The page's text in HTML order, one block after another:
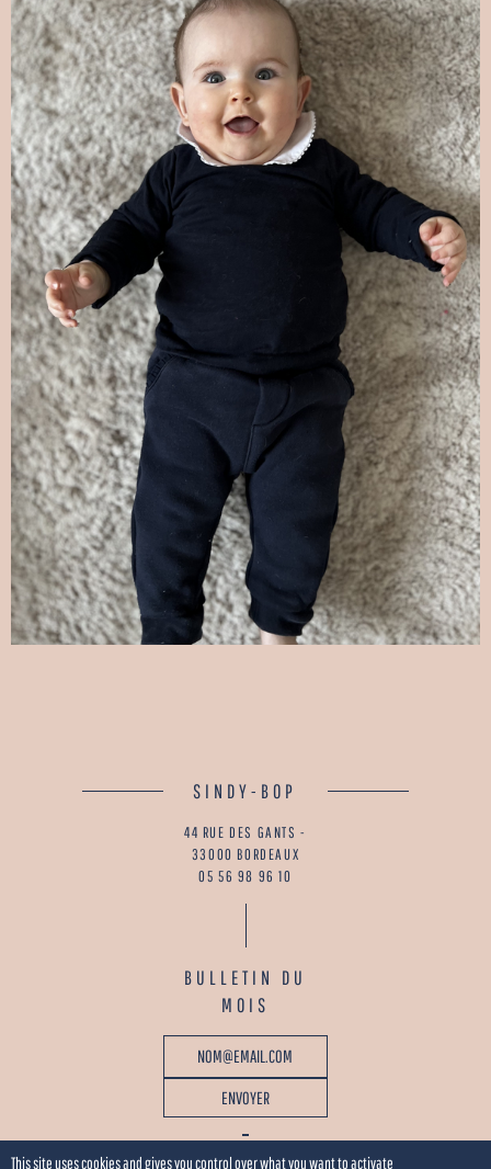
SINDY-BOP
44 RUE DES GANTS -
33000 BORDEAUX
05 56 98 96 10
BULLETIN DU
MOIS
This site uses cookies and gives you control over what you want to activate